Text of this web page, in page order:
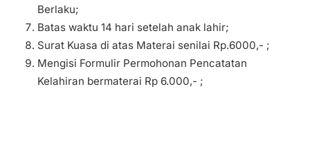
Berlaku;
Batas waktu 14 hari setelah anak lahir;
Surat Kuasa di atas Materai senilai Rp.6000,- ;
Mengisi Formulir Permohonan Pencatatan
Kelahiran bermaterai Rp 6.000,- ;